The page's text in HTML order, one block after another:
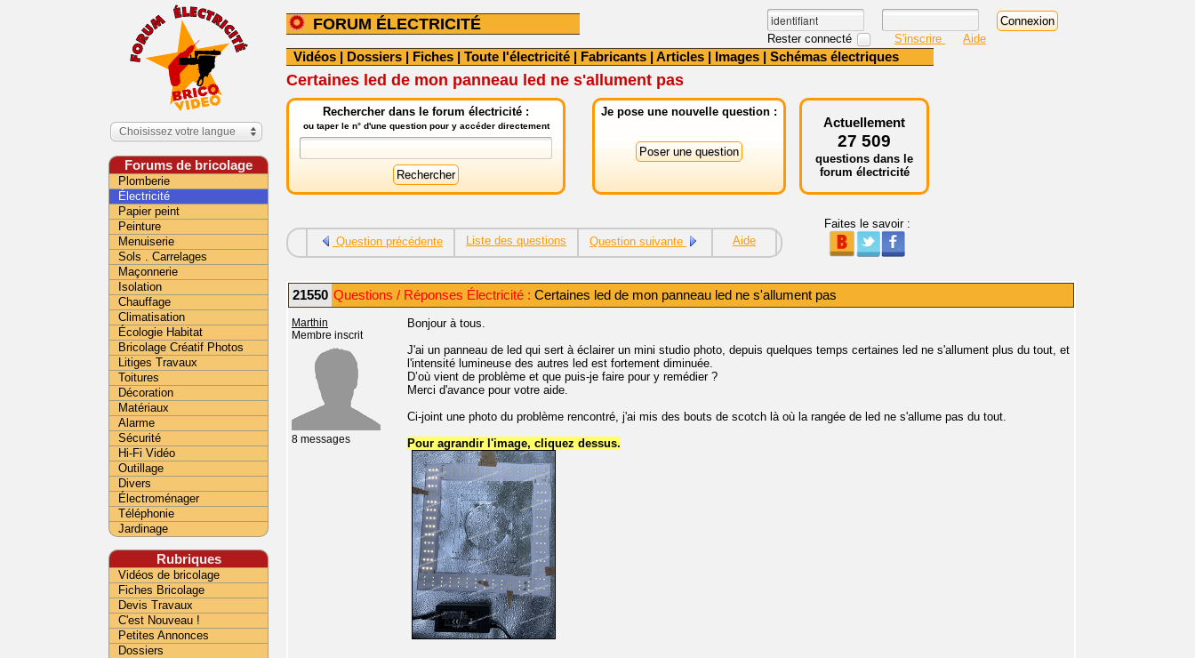
FORUM ÉLECTRICITÉ
Rester connecté S'inscrire Aide
Vidéos | Dossiers | Fiches | Toute l'électricité | Fabricants | Articles | Images | Schémas électriques
Certaines led de mon panneau led ne s'allument pas
Rechercher dans le forum électricité :
ou taper le n° d'une question pour y accéder directement
Je pose une nouvelle question :
Actuellement
27 509
questions dans le
forum électricité
Question précédente Liste des questions Question suivante Aide
Faites le savoir :
21550 Questions / Réponses Électricité : Certaines led de mon panneau led ne s'allument pas
Marthin
Membre inscrit
8 messages
Bonjour à tous.
J'ai un panneau de led qui sert à éclairer un mini studio photo, depuis quelques temps certaines led ne s'allument plus du tout, et
l'intensité lumineuse des autres led est fortement diminuée.
D’où vient de problème et que puis-je faire pour y remédier ?
Merci d'avance pour votre aide.
Ci-joint une photo du problème rencontré, j'ai mis des bouts de scotch là où la rangée de led ne s'allume pas du tout.
Pour agrandir l'image, cliquez dessus.
Choisissez votre langue
Forums de bricolage
Plomberie
Électricité
Papier peint
Peinture
Menuiserie
Sols . Carrelages
Maçonnerie
Isolation
Chauffage
Climatisation
Écologie Habitat
Bricolage Créatif Photos
Litiges Travaux
Toitures
Décoration
Matériaux
Alarme
Sécurité
Hi-Fi Vidéo
Outillage
Divers
Électroménager
Téléphonie
Jardinage
Rubriques
Vidéos de bricolage
Fiches Bricolage
Devis Travaux
C'est Nouveau !
Petites Annonces
Dossiers